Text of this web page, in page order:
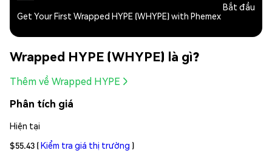
Get Your First Wrapped HYPE (WHYPE) with Phemex
Bắt đầu
Wrapped HYPE (WHYPE) là gì?
Thêm về Wrapped HYPE
Phân tích giá
Hiện tại
$55.43 (Kiểm tra giá thị trường )